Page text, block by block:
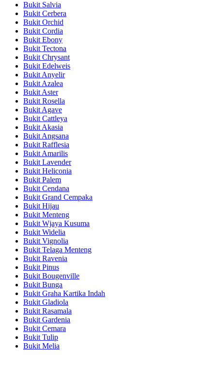
Bukit Salvia
Bukit Cerbera
Bukit Orchid
Bukit Cordia
Bukit Ebony
Bukit Tectona
Bukit Chrysant
Bukit Edelweis
Bukit Anyelir
Bukit Azalea
Bukit Aster
Bukit Rosella
Bukit Agave
Bukit Cattleya
Bukit Akasia
Bukit Angsana
Bukit Rafflesia
Bukit Amarilis
Bukit Lavender
Bukit Heliconia
Bukit Palem
Bukit Cendana
Bukit Grand Cempaka
Bukit Hijau
Bukit Menteng
Bukit Wjaya Kusuma
Bukit Widelia
Bukit Vignolia
Bukit Telaga Menteng
Bukit Ravenia
Bukit Pinus
Bukit Bougenville
Bukit Bunga
Bukit Graha Kartika Indah
Bukit Gladiola
Bukit Rasamala
Bukit Gardenia
Bukit Cemara
Bukit Tulip
Bukit Melia